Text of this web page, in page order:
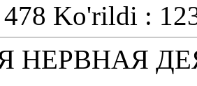
Ko'rildi :
НЕРВНАЯ